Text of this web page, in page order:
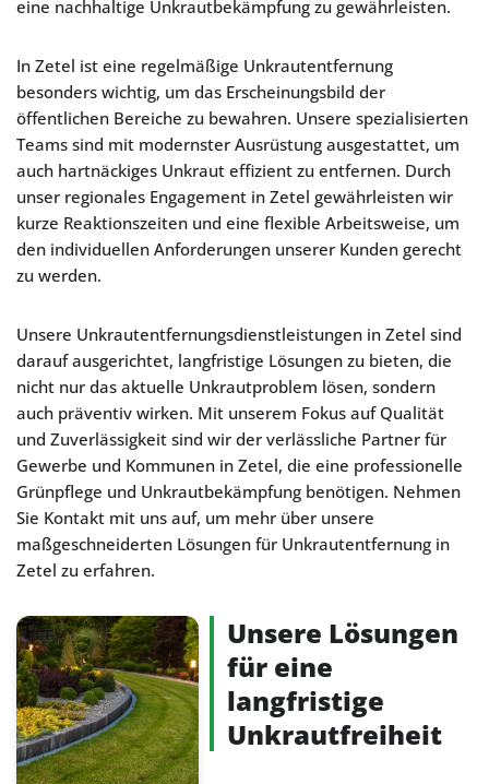
eine nachhaltige Unkrautbekämpfung zu gewährleisten.
In Zetel ist eine regelmäßige Unkrautentfernung
besonders wichtig, um das Erscheinungsbild der
öffentlichen Bereiche zu bewahren. Unsere spezialisierten
Teams sind mit modernster Ausrüstung ausgestattet, um
auch hartnäckiges Unkraut effizient zu entfernen. Durch
unser regionales Engagement in Zetel gewährleisten wir
kurze Reaktionszeiten und eine flexible Arbeitsweise, um
den individuellen Anforderungen unserer Kunden gerecht
zu werden.
Unsere Unkrautentfernungsdienstleistungen in Zetel sind
darauf ausgerichtet, langfristige Lösungen zu bieten, die
nicht nur das aktuelle Unkrautproblem lösen, sondern
auch präventiv wirken. Mit unserem Fokus auf Qualität
und Zuverlässigkeit sind wir der verlässliche Partner für
Gewerbe und Kommunen in Zetel, die eine professionelle
Grünpflege und Unkrautbekämpfung benötigen. Nehmen
Sie Kontakt mit uns auf, um mehr über unsere
maßgeschneiderten Lösungen für Unkrautentfernung in
Zetel zu erfahren.
Unsere Lösungen
für eine
langfristige
Unkrautfreiheit